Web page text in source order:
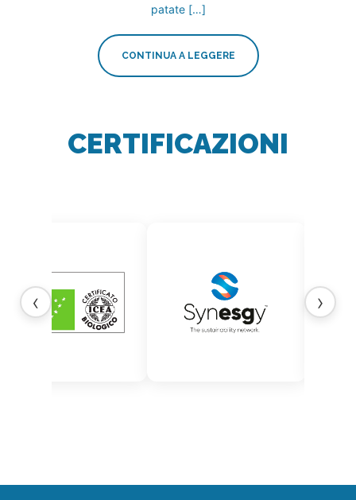
patate […]
CONTINUA A LEGGERE
CERTIFICAZIONI
‹ ›